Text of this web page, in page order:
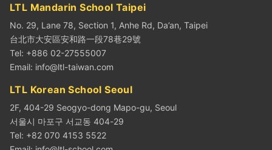
LTL Mandarin School Taipei
No. 29, Lane 78, Section 1, Anhe Rd, Da’an, Taipei
台北市大安區安和路一段78巷29號
Tel: +886 02-27555007
Email: info@ltl-taiwan.com
LTL Korean School Seoul
2F, 404-29 Seogyo-dong Mapo-gu, Seoul
서울시 마포구 서교동 404-29
Tel: +82 070 4153 5522